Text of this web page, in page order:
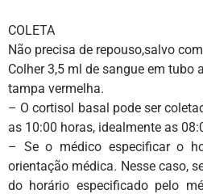
COLETA
Não precisa de repouso,salvo
Colher 3,5 ml de sangue em tubo
tampa vermelha.
– O cortisol basal pode ser
as 10:00 horas, idealmente as
– Se o médico especificar o
orientação médica. Nesse caso,
do horário especificado pelo